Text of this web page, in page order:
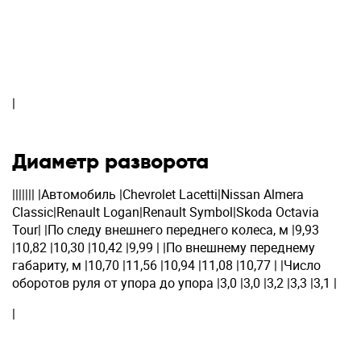
|
Диаметр разворота
||||||| |Автомобиль |Chevrolet Lacetti|Nissan Almera
Classic|Renault Logan|Renault Symbol|Skoda Octavia
Tour| |По следу внешнего переднего колеса, м |9,93
|10,82 |10,30 |10,42 |9,99 | |По внешнему переднему
габариту, м |10,70 |11,56 |10,94 |11,08 |10,77 | |Число
оборотов руля от упора до упора |3,0 |3,0 |3,2 |3,3 |3,1 |
|